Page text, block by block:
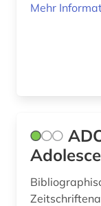
corona (10)
Mehr